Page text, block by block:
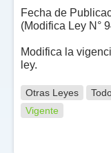
Fecha de
(Modifica Ley N°
Modifica la
ley.
Otras Leyes
Vigente